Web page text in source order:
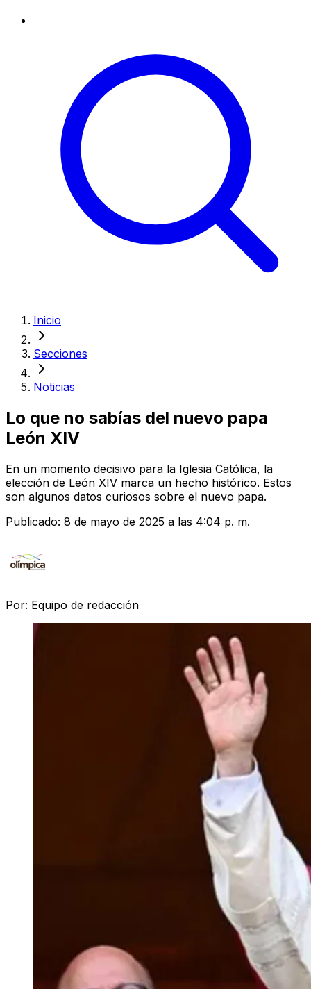
Inicio
Secciones
Noticias
Lo que no sabías del nuevo papa
León XIV
En un momento decisivo para la Iglesia Católica, la
elección de León XIV marca un hecho histórico. Estos
son algunos datos curiosos sobre el nuevo papa.
Publicado: 8 de mayo de 2025 a las 4:04 p. m.
Por: Equipo de redacción